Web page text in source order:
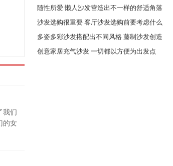
我们
的女
天猫55划算节进口家居特卖 爆款每满300减30
随性所爱 懒人沙发营造出不一样的舒适角落
沙发选购很重要 客厅沙发选购前要考虑什么
多姿多彩沙发搭配出不同风格 藤制沙发创造
创意家居充气沙发 一切都以方便为出发点